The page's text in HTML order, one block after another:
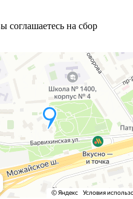
соглашаетесь на сбор